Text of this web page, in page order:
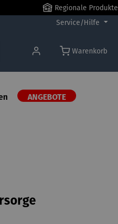
Regionale Produkte
Service/Hilfe
Warenkorb
ANGEBOTE